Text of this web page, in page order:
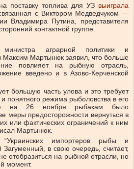
поставку топлива для УЗ выиграла
с Виктором Медведчуком —
Владимира Путина, представителя
контактной группе.
министра аграрной политики и
Максим Мартынюк заявил, что больше
повлияет на рыбную отрасль,
введено и в Азово-Керченской
большую часть улова и это требует
понятного режима рыболовства в его
на 26 ноября рыбакам было
меры предосторожности вернуться в
или фактических ограничений к ним
Мартынюк.
“Украинских импортеров рыбы и
Загуменный, в свою очередь, считает,
отобразиться на рыбной отрасли, но
момент.